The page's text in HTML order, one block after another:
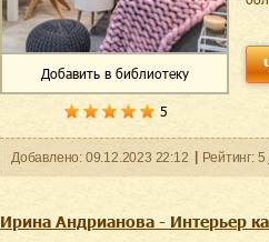
Добавить в библиотеку
5
Добавленo: 09.12.2023 22:12 Рейтинг: 5
Ирина Андрианова - Интерьер